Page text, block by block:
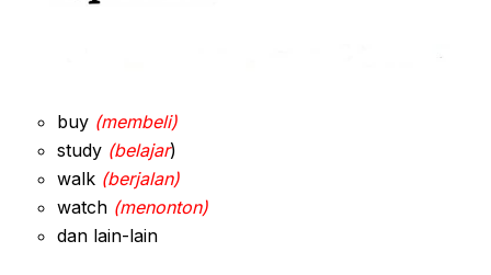
buy (membeli)
study (belajar)
walk (berjalan)
watch (menonton)
dan lain-lain